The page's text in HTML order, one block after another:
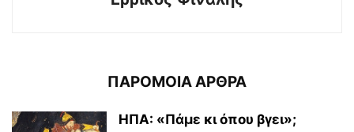
ΠΑΡΟΜΟΙΑ ΑΡΘΡΑ
ΗΠΑ: «Πάμε κι όπου βγει»;